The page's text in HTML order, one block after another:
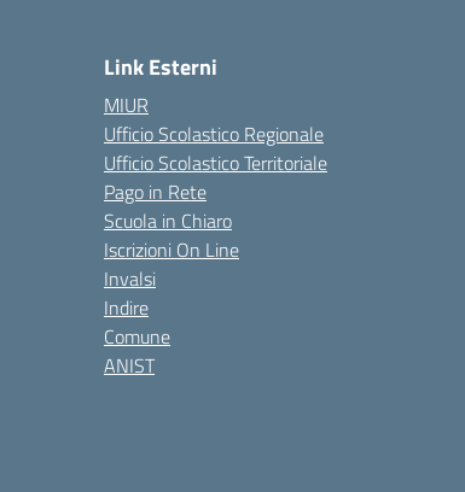
Link Esterni
MIUR
Ufficio Scolastico Regionale
Ufficio Scolastico Territoriale
Pago in Rete
Scuola in Chiaro
Iscrizioni On Line
Invalsi
Indire
Comune
ANIST